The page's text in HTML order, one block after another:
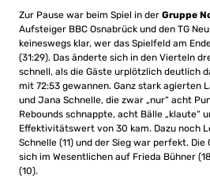
Zur Pause war beim Spiel in der Gruppe
Aufsteiger BBC Osnabrück und den TG
keineswegs klar, wer das Spielfeld am
(31:29). Das änderte sich in den Vierteln
schnell, als die Gäste urplötzlich deutlich
mit 72:53 gewannen. Ganz stark agierten
und Jana Schnelle, die zwar „nur“ acht
Rebounds schnappte, acht Bälle „klaute“
Effektivitätswert von 30 kam. Dazu noch
Schnelle (11) und der Sieg war perfekt.
sich im Wesentlichen auf Frieda Bühner
(10).